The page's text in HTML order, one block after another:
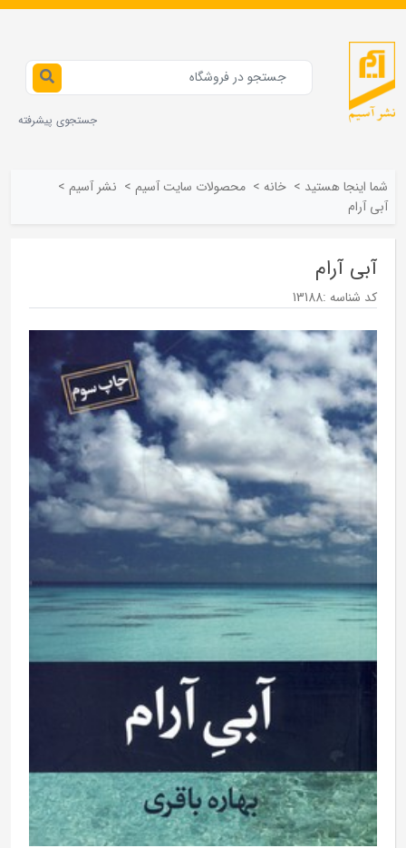
جستجوی پیشرفته
شما اینجا هستید > خانه > محصولات سايت آسيم > نشر آسيم >
آبی آرام
آبی آرام
کد شناسه :13188